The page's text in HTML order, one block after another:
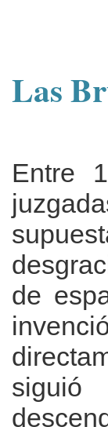
Las
Entre
de
siguió